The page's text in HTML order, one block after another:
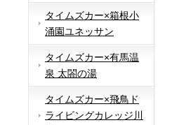
タイムズカー×箱根小
涌園ユネッサン
タイムズカー×有馬温
泉 太閤の湯
タイムズカー×飛鳥ド
ライビングカレッジ川